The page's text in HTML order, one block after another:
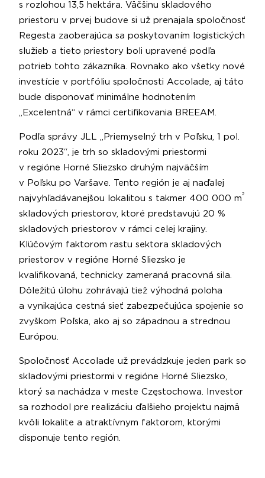
s rozlohou 13,5 hektára. Väčšinu skladového
priestoru v prvej budove si už prenajala spoločnosť
Regesta zaoberajúca sa poskytovaním logistických
služieb a tieto priestory boli upravené podľa
potrieb tohto zákazníka. Rovnako ako všetky nové
investície v portfóliu spoločnosti Accolade, aj táto
bude disponovať minimálne hodnotením
„Excelentná“ v rámci certifikovania BREEAM.
Podľa správy JLL „Priemyselný trh v Poľsku, 1 pol.
roku 2023“, je trh so skladovými priestormi
v regióne Horné Sliezsko druhým najväčším
v Poľsku po Varšave. Tento región je aj naďalej
najvyhľadávanejšou lokalitou s takmer 400 000 m2
skladových priestorov, ktoré predstavujú 20 %
skladových priestorov v rámci celej krajiny.
Kľúčovým faktorom rastu sektora skladových
priestorov v regióne Horné Sliezsko je
kvalifikovaná, technicky zameraná pracovná sila.
Dôležitú úlohu zohrávajú tiež výhodná poloha
a vynikajúca cestná sieť zabezpečujúca spojenie so
zvyškom Poľska, ako aj so západnou a strednou
Európou.
Spoločnosť Accolade už prevádzkuje jeden park so
skladovými priestormi v regióne Horné Sliezsko,
ktorý sa nachádza v meste Częstochowa. Investor
sa rozhodol pre realizáciu ďalšieho projektu najmä
kvôli lokalite a atraktívnym faktorom, ktorými
disponuje tento región.